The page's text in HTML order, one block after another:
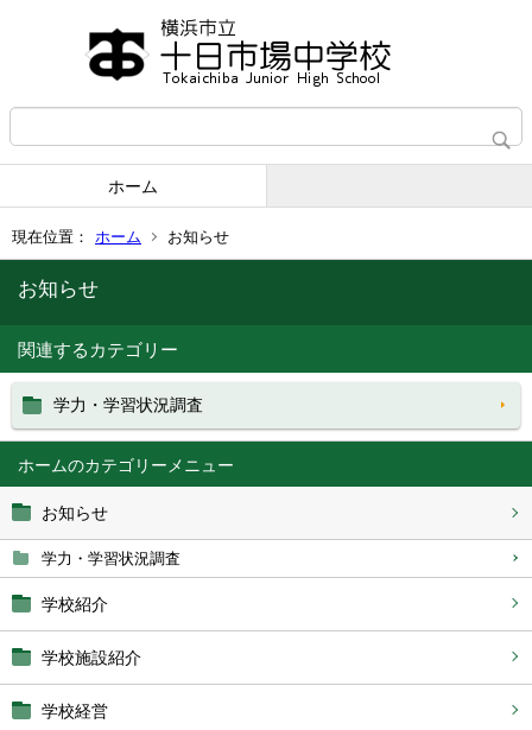
ホーム
現在位置： ホーム お知らせ
ホーム
お知らせ
学力・学習状況調査
学校紹介
学校施設紹介
学校経営
お知らせ
関連するカテゴリー
学力・学習状況調査